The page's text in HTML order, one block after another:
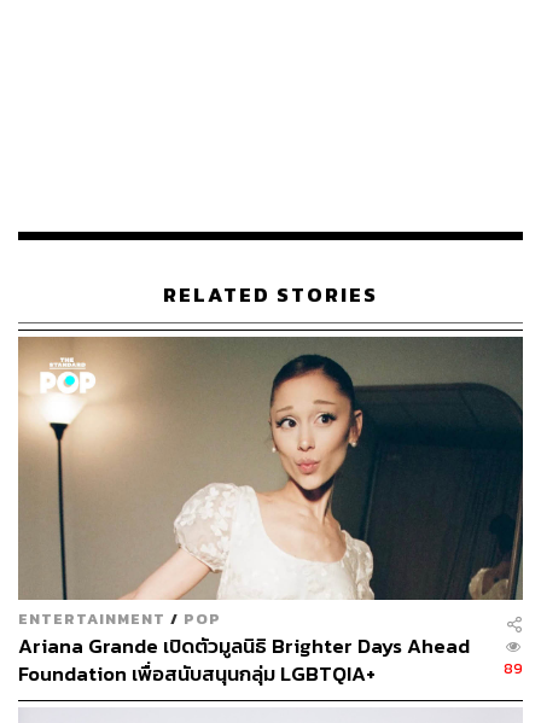
ABOUT THE AUTHOR
ณรงค์กร มโนจันทร์เพ็ญ
Content Creator กองบรรณาธิการข่าว THE
STANDARD
RELATED STORIES
ENTERTAINMENT / POP
Ariana Grande เปิดตัวมูลนิธิ Brighter Days Ahead
Foundation เพื่อสนับสนุนกลุ่ม LGBTQIA+
89